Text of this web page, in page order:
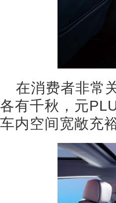
在消费者非常
各有千秋，元
车内空间宽敞充